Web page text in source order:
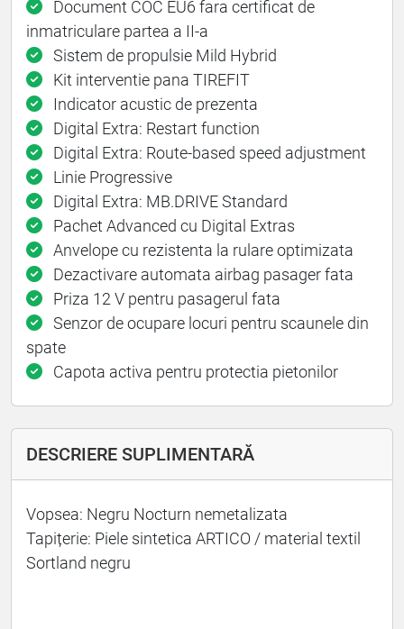
Document COC EU6 fara certificat de
inmatriculare partea a II-a
Sistem de propulsie Mild Hybrid
Kit interventie pana TIREFIT
Indicator acustic de prezenta
Digital Extra: Restart function
Digital Extra: Route-based speed adjustment
Linie Progressive
Digital Extra: MB.DRIVE Standard
Pachet Advanced cu Digital Extras
Anvelope cu rezistenta la rulare optimizata
Dezactivare automata airbag pasager fata
Priza 12 V pentru pasagerul fata
Senzor de ocupare locuri pentru scaunele din
spate
Capota activa pentru protectia pietonilor
DESCRIERE SUPLIMENTARĂ
Vopsea: Negru Nocturn nemetalizata
Tapițerie: Piele sintetica ARTICO / material textil
Sortland negru